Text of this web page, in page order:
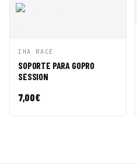
VISTA
RÁPIDA
CESTA
IHA RACE
SOPORTE PARA GOPRO
SESSION
7,00€